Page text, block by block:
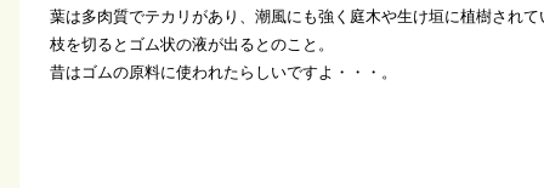
葉は多肉質でテカリがあり、潮風にも強く庭木や生け垣に植樹されて
枝を切るとゴム状の液が出るとのこと。
昔はゴムの原料に使われたらしいですよ・・・。